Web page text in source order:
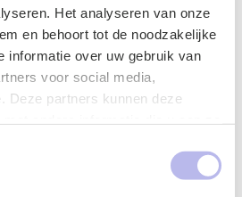
Het analyseren van onze
en behoort tot de noodzakelijke
informatie over uw gebruik van
voor social media,
Deze partners kunnen deze
treden per 1 juli 2014. Deze
tot 1 juli 2015. Vanaf 1 juli
eerder een vast
nu het geval is. Er kunnen
in twee jaar
bepaalde tijd, of als de
de periode van twee jaar